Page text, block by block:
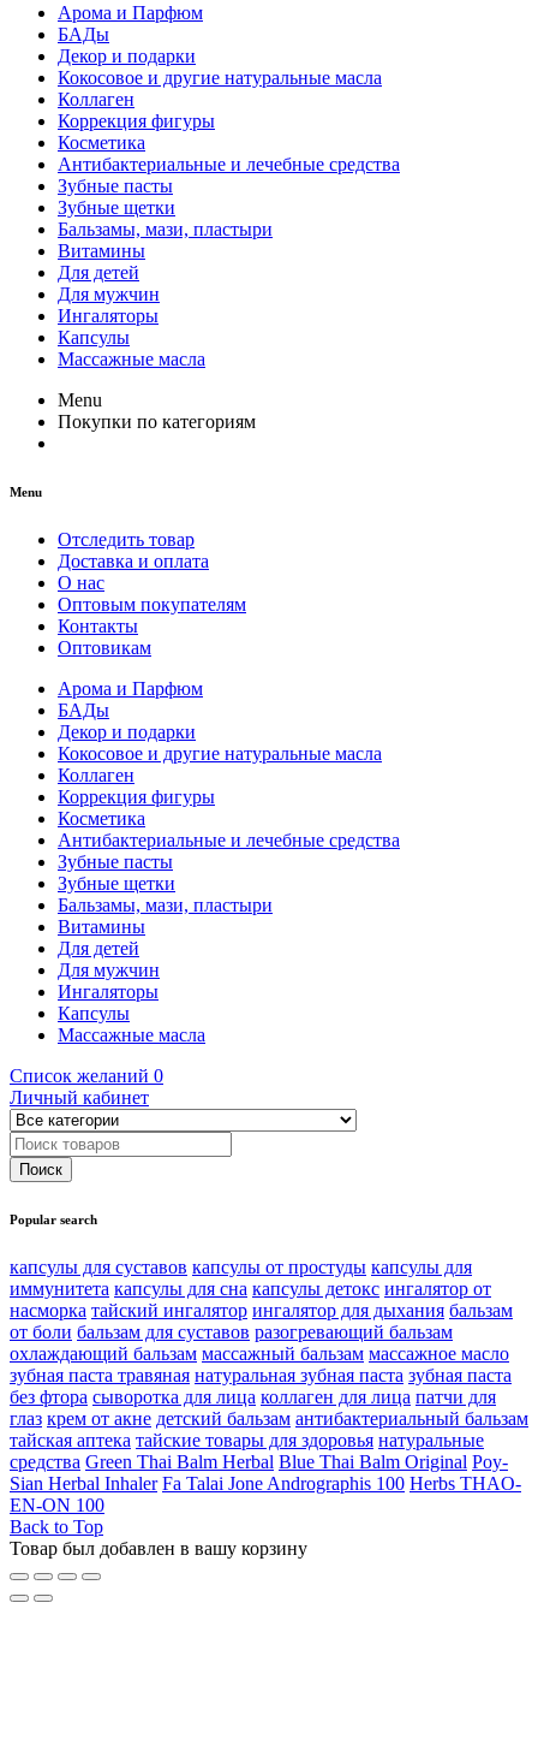
Арома и Парфюм
БАДы
Декор и подарки
Кокосовое и другие натуральные масла
Коллаген
Коррекция фигуры
Косметика
Антибактериальные и лечебные средства
Зубные пасты
Зубные щетки
Бальзамы, мази, пластыри
Витамины
Для детей
Для мужчин
Ингаляторы
Капсулы
Массажные масла
Menu
Покупки по категориям
Menu
Отследить товар
Доставка и оплата
О нас
Оптовым покупателям
Контакты
Оптовикам
Арома и Парфюм
БАДы
Декор и подарки
Кокосовое и другие натуральные масла
Коллаген
Коррекция фигуры
Косметика
Антибактериальные и лечебные средства
Зубные пасты
Зубные щетки
Бальзамы, мази, пластыри
Витамины
Для детей
Для мужчин
Ингаляторы
Капсулы
Массажные масла
Список желаний 0
Личный кабинет
Popular search
капсулы для суставов капсулы от простуды капсулы для
иммунитета капсулы для сна капсулы детокс ингалятор от
насморка тайский ингалятор ингалятор для дыхания бальзам
от боли бальзам для суставов разогревающий бальзам
охлаждающий бальзам массажный бальзам массажное масло
зубная паста травяная натуральная зубная паста зубная паста
без фтора сыворотка для лица коллаген для лица патчи для
глаз крем от акне детский бальзам антибактериальный бальзам
тайская аптека тайские товары для здоровья натуральные
средства Green Thai Balm Herbal Blue Thai Balm Original Poy-
Sian Herbal Inhaler Fa Talai Jone Andrographis 100 Herbs THAO-
EN-ON 100
Back to Top
Товар был добавлен в вашу корзину